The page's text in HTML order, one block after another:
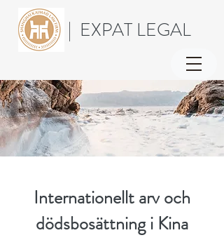
| EXPAT LEGAL
Internationellt arv och
dödsbosättning i Kina